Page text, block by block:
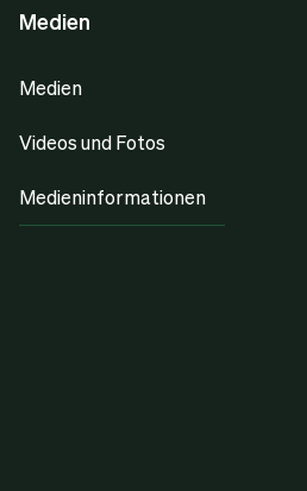
Medien
Medien
Videos und Fotos
Medieninformationen